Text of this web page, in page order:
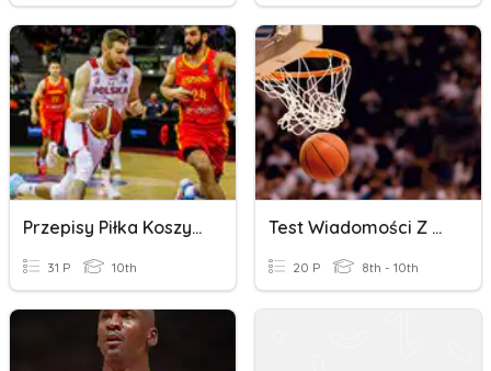
Przepisy Piłka Koszykowa
31 P 10th
Test Wiadomości Z Koszykówki
20 P 8th - 10th